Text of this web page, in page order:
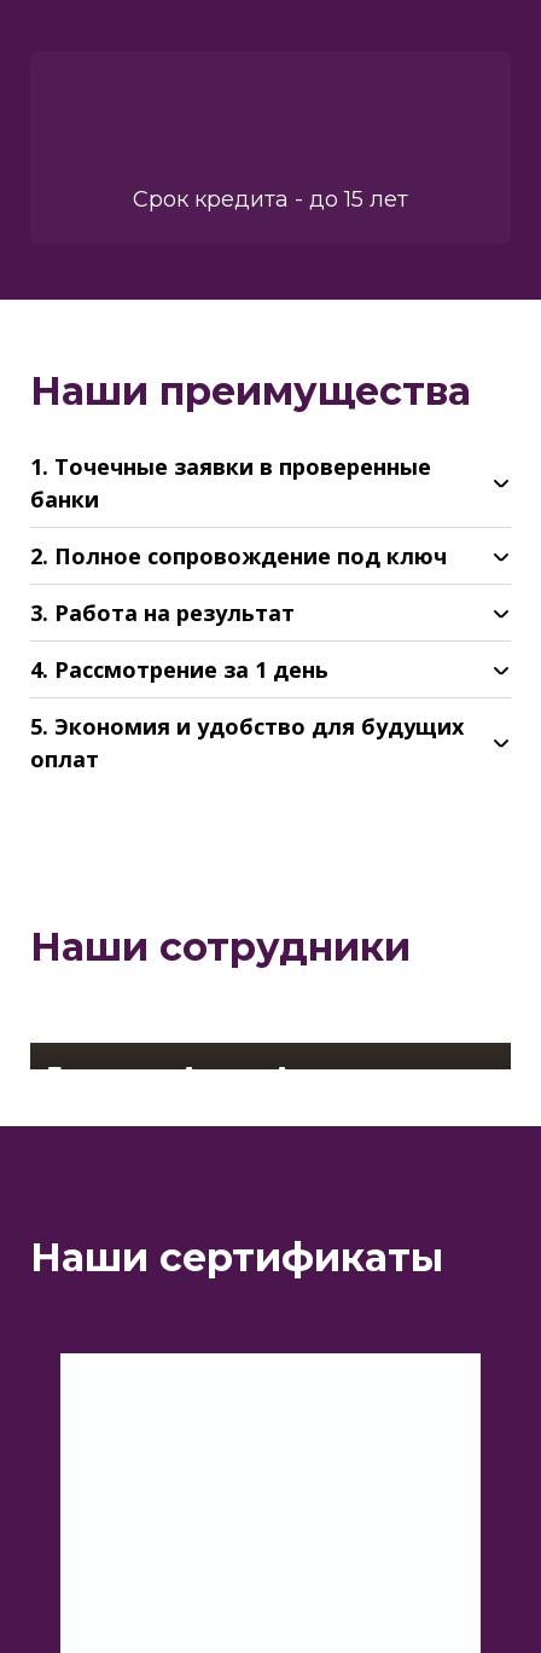
Срок кредита - до 15 лет
Наши преимущества
1. Точечные заявки в проверенные
банки
2. Полное сопровождение под ключ
3. Работа на результат
4. Рассмотрение за 1 день
5. Экономия и удобство для будущих
оплат
Наши сотрудники
Лисицин Антон Анатольевич
физических лиц
Наши сертификаты